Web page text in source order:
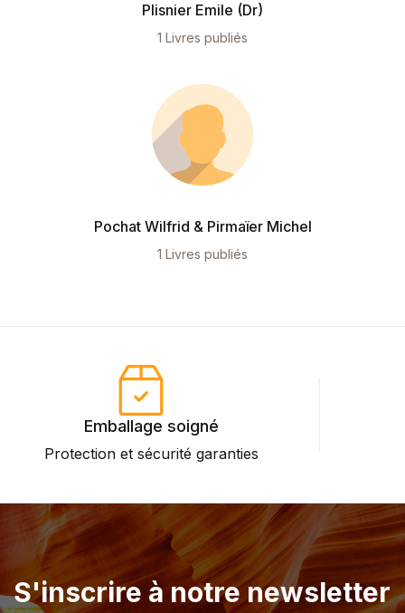
Plisnier Emile (Dr)
1 Livres publiés
Pochat Wilfrid & Pirmaïer Michel
1 Livres publiés
Emballage soigné
Protection et sécurité garanties
S'inscrire à notre newsletter